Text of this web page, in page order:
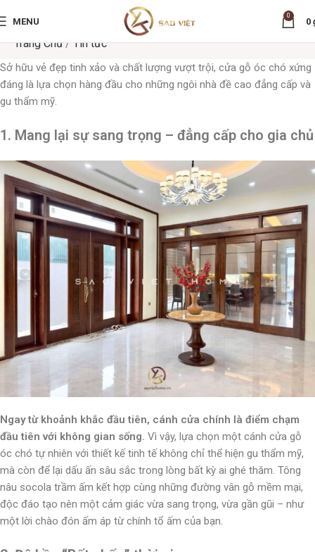
MENU
0
0
Trang Chủ/Tin tức
Sở hữu vẻ đẹp tinh xảo và chất lượng vượt trội, cửa gỗ óc chó xứng
đáng là lựa chọn hàng đầu cho những ngôi nhà đề cao đẳng cấp và
gu thẩm mỹ.
1. Mang lại sự sang trọng – đẳng cấp cho gia chủ
Ngay từ khoảnh khắc đầu tiên, cánh cửa chính là điểm chạm
đầu tiên với không gian sống. Vì vậy, lựa chọn một cánh cửa gỗ
óc chó tự nhiên với thiết kế tinh tế không chỉ thể hiện gu thẩm mỹ,
mà còn để lại dấu ấn sâu sắc trong lòng bất kỳ ai ghé thăm. Tông
nâu socola trầm ấm kết hợp cùng những đường vân gỗ mềm mại,
độc đáo tạo nên một cảm giác vừa sang trọng, vừa gần gũi – như
một lời chào đón ấm áp từ chính tổ ấm của bạn.